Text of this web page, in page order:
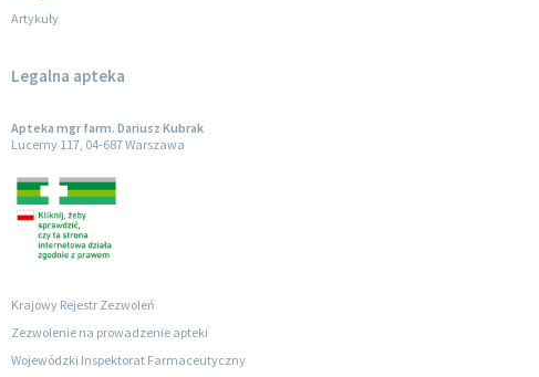
Artykuły
Legalna apteka
Apteka mgr farm. Dariusz Kubrak
Lucerny 117, 04-687 Warszawa
Krajowy Rejestr Zezwoleń
Zezwolenie na prowadzenie apteki
Wojewódzki Inspektorat Farmaceutyczny